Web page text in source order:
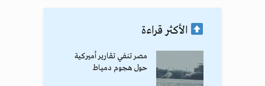
الأكثر قراءة
مصر تنفي تقارير أميركية
حول هجوم دمياط